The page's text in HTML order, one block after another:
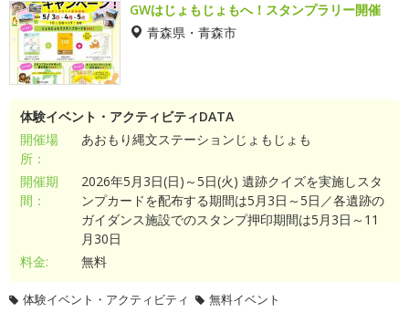
GWはじょもじょもへ！スタンプラリー開催
青森県・青森市
体験イベント・アクティビティDATA
開催場
所：
あおもり縄文ステーションじょもじょも
開催期
間：
2026年5月3日(日)～5日(火) 遺跡クイズを実施しスタ
ンプカードを配布する期間は5月3日～5日／各遺跡の
ガイダンス施設でのスタンプ押印期間は5月3日～11
月30日
料金:
無料
体験イベント・アクティビティ 無料イベント